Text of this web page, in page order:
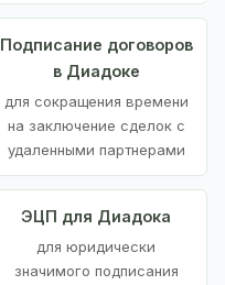
Подписание договоров
в Диадоке
для сокращения времени
на заключение сделок с
удаленными партнерами
ЭЦП для Диадока
для юридически
значимого подписания